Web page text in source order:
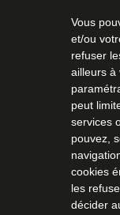
Vous
et/ou
refuser
ailleurs à
peut
services
pouvez,
cookies
les
décider